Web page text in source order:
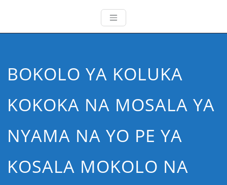
BOKOLO YA KOLUKA
KOKOKA NA MOSALA YA
NYAMA NA YO PE YA
KOSALA MOKOLO NA